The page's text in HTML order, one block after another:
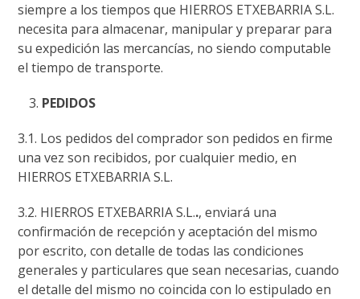
siempre a los tiempos que HIERROS ETXEBARRIA S.L.
necesita para almacenar, manipular y preparar para
su expedición las mercancías, no siendo computable
el tiempo de transporte.
PEDIDOS
3.1. Los pedidos del comprador son pedidos en firme
una vez son recibidos, por cualquier medio, en
HIERROS ETXEBARRIA S.L.
3.2. HIERROS ETXEBARRIA S.L.., enviará una
confirmación de recepción y aceptación del mismo
por escrito, con detalle de todas las condiciones
generales y particulares que sean necesarias, cuando
el detalle del mismo no coincida con lo estipulado en